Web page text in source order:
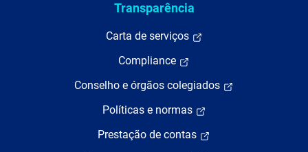
Transparência
Carta de serviços
Compliance
Conselho e órgãos colegiados
Políticas e normas
Prestação de contas